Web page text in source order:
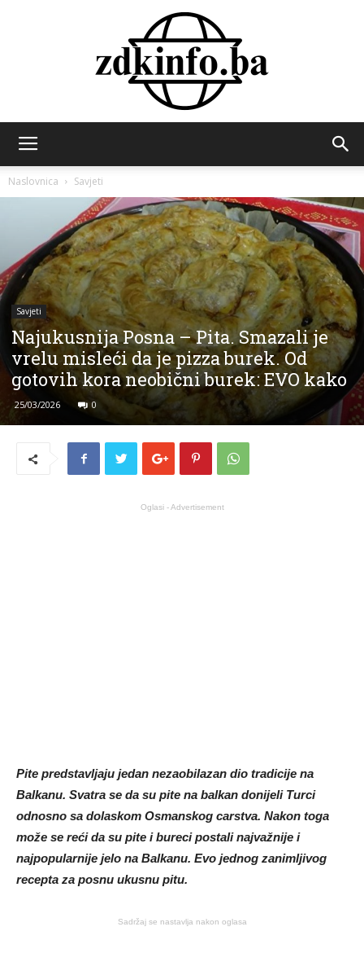
INFO
Naslovnica Savjeti
Savjeti
Najukusnija Posna – Pita. Smazali je
vrelu misleći da je pizza burek. Od
gotovih kora neobični burek: EVO kako
25/03/2026 0
Oglasi - Advertisement
Pite predstavljaju jedan nezaobilazan dio tradicije na
Balkanu. Svatra se da su pite na balkan donijeli Turci
odnosno sa dolaskom Osmanskog carstva. Nakon toga
može se reći da su pite i bureci postali najvažnije i
najpopularnije jelo na Balkanu. Evo jednog zanimljivog
recepta za posnu ukusnu pitu.
Sadržaj se nastavlja nakon oglasa